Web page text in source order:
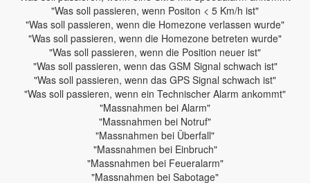
"Was soll passieren, wenn Positon < 5 Km/h ist"
"Was soll passieren, wenn die Homezone verlassen wurde"
"Was soll passieren, wenn die Homezone betreten wurde"
"Was soll passieren, wenn die Position neuer ist"
"Was soll passieren, wenn das GSM Signal schwach ist"
"Was soll passieren, wenn das GPS Signal schwach ist"
"Was soll passieren, wenn ein Technischer Alarm ankommt"
"Massnahmen bei Alarm"
"Massnahmen bei Notruf"
"Massnahmen bei Überfall"
"Massnahmen bei Einbruch"
"Massnahmen bei Feueralarm"
"Massnahmen bei Sabotage"